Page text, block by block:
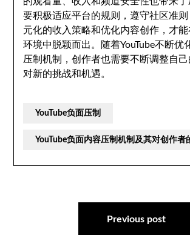
要积极适应平台的规则，遵守社区准
元化的收入策略和优化内容创作，才
环境中脱颖而出。随着YouTube不断优
压制机制，创作者也需要不断调整自
对新的挑战和机遇。
YouTube负面压制
YouTube负面内容压制机制及其对创作者
Previous post